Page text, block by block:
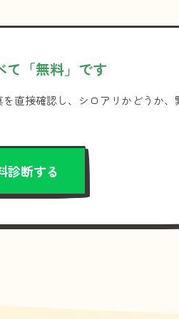
て「無料」です
直接確認し、シロアリかどうか
診断する